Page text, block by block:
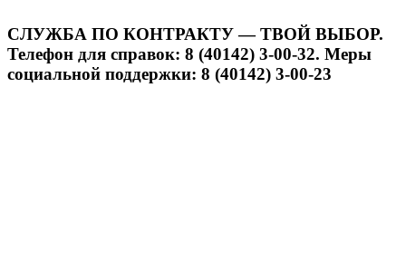
СЛУЖБА ПО КОНТРАКТУ — ТВОЙ ВЫБОР.
Телефон для справок: 8 (40142) 3-00-32. Меры
социальной поддержки: 8 (40142) 3-00-23